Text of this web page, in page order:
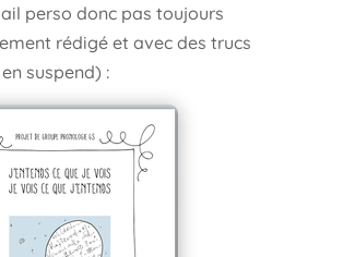
perso donc pas toujours
rédigé et avec des trucs
suspend) :